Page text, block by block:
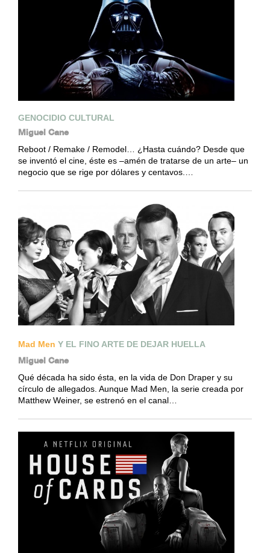
GENOCIDIO CULTURAL
Miguel Cane
Reboot / Remake / Remodel… ¿Hasta cuándo? Desde que
se inventó el cine, éste es –amén de tratarse de un arte– un
negocio que se rige por dólares y centavos.…
Mad Men Y EL FINO ARTE DE DEJAR HUELLA
Miguel Cane
Qué década ha sido ésta, en la vida de Don Draper y su
círculo de allegados. Aunque Mad Men, la serie creada por
Matthew Weiner, se estrenó en el canal…